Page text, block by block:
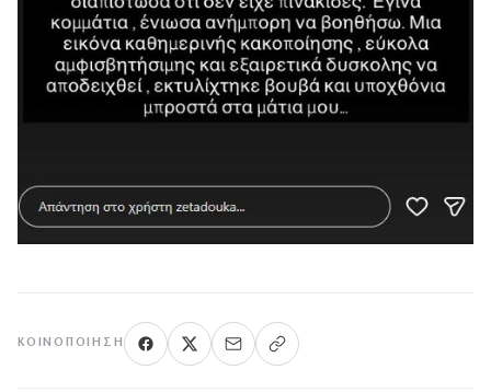
ΚΟΙΝΟΠΟΊΗΣΗ